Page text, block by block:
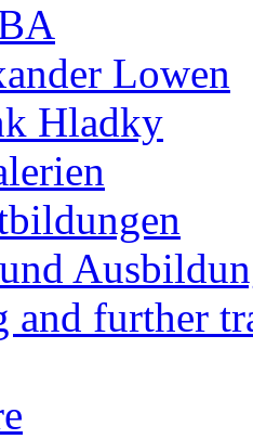
Lowen
Hladky
and further